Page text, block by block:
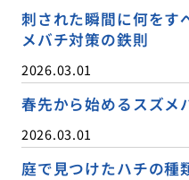
刺された瞬間に何をす
メバチ対策の鉄則
2026.03.01
春先から始めるスズメ
2026.03.01
庭で見つけたハチの種